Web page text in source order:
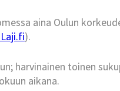
aina Oulun
).
harvinainen toinen
aikana.